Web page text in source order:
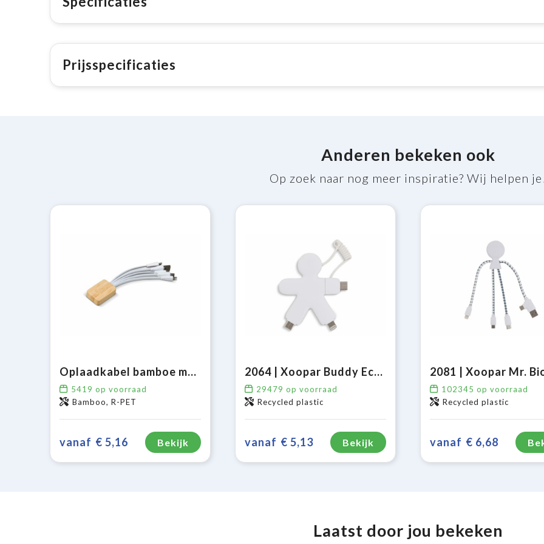
Prijsspecificaties
Anderen bekeken ook
Op zoek naar nog meer inspiratie? Wij helpen
Oplaadkabel bamboe met R-PET
5419 op voorraad
Bamboo, R-PET
vanaf € 5,16 Bekijk
2064 | Xoopar Buddy Eco Charging Cable
29479 op voorraad
Recycled plastic
vanaf € 5,13 Bekijk
102345 op voorraad
Recycled plastic
vanaf € 6,68
Laatst door jou bekeken